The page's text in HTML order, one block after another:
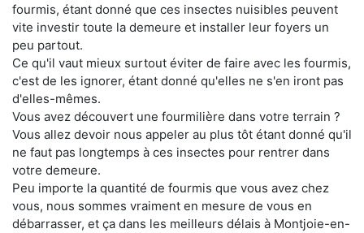
fourmis, étant donné que ces insectes nuisibles peuvent
vite investir toute la demeure et installer leur foyers un
peu partout.
Ce qu'il vaut mieux surtout éviter de faire avec les fourmis,
c'est de les ignorer, étant donné qu'elles ne s'en iront pas
d'elles-mêmes.
Vous avez découvert une fourmilière dans votre terrain ?
Vous allez devoir nous appeler au plus tôt étant donné qu'il
ne faut pas longtemps à ces insectes pour rentrer dans
votre demeure.
Peu importe la quantité de fourmis que vous avez chez
vous, nous sommes vraiment en mesure de vous en
débarrasser, et ça dans les meilleurs délais à Montjoie-en-